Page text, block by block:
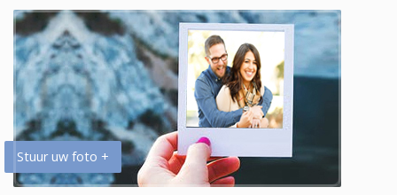
Stuur uw foto +